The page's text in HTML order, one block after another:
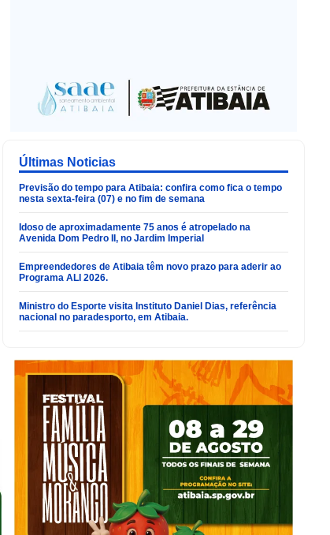
Últimas Noticias
Previsão do tempo para Atibaia: confira como fica o tempo
nesta sexta-feira (07) e no fim de semana
Idoso de aproximadamente 75 anos é atropelado na
Avenida Dom Pedro II, no Jardim Imperial
Empreendedores de Atibaia têm novo prazo para aderir ao
Programa ALI 2026.
Ministro do Esporte visita Instituto Daniel Dias, referência
nacional no paradesporto, em Atibaia.